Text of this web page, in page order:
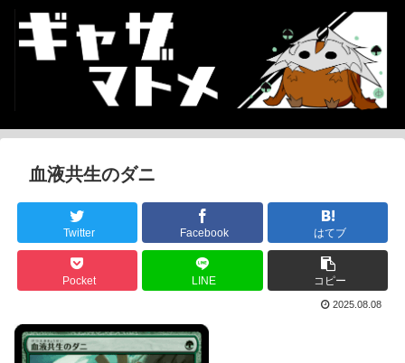
血液共生のダニ
Twitter Facebook はてブ
Pocket LINE コピー
2025.08.08